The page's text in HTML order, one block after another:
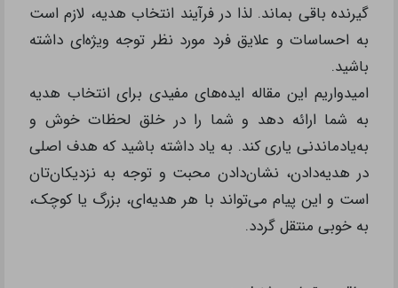
گیرنده باقی بماند. لذا در فرآیند انتخاب هدیه، لازم است
به احساسات و علایق فرد مورد نظر توجه ویژه‌ای داشته
باشید.
امیدواریم این مقاله ایده‌های مفیدی برای انتخاب هدیه
به شما ارائه دهد و شما را در خلق لحظات خوش و
به‌‌یادماندنی یاری کند. به یاد داشته باشید که هدف اصلی
در هدیه‌دادن، نشان‌دادن محبت و توجه به نزدیکان‌تان
است و این پیام می‌تواند با هر هدیه‌ای، بزرگ یا کوچک،
به‌ خوبی منتقل گردد.